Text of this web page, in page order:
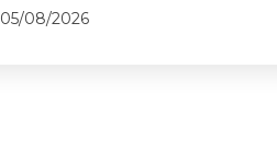
05/08/2026